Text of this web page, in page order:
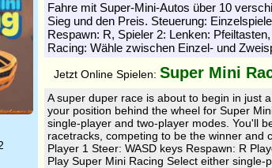
Fahre mit Super-Mini-Autos über 10
Sieg und den Preis. Steuerung:
Respawn: R, Spieler 2: Lenken:
Racing: Wähle zwischen Einzel- und
Jetzt Online Spielen: Super Mini
A super duper race is about to begin in just
your position behind the wheel for Super
single-player and two-player modes. You'll
racetracks, competing to be the winner and
Player 1 Steer: WASD keys Respawn: R
Play Super Mini Racing Select either single-